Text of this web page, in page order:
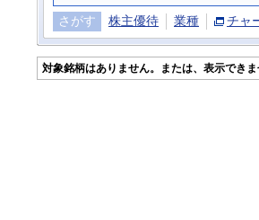
さがす 株主優待 業種 チャ
対象銘柄はありません。または、表示でき